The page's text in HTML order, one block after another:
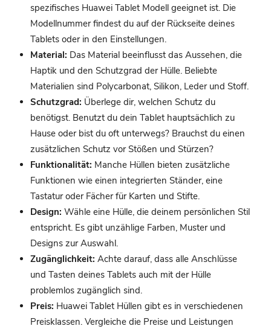
spezifisches Huawei Tablet Modell geeignet ist. Die
Modellnummer findest du auf der Rückseite deines
Tablets oder in den Einstellungen.
Material: Das Material beeinflusst das Aussehen, die
Haptik und den Schutzgrad der Hülle. Beliebte
Materialien sind Polycarbonat, Silikon, Leder und Stoff.
Schutzgrad: Überlege dir, welchen Schutz du
benötigst. Benutzt du dein Tablet hauptsächlich zu
Hause oder bist du oft unterwegs? Brauchst du einen
zusätzlichen Schutz vor Stößen und Stürzen?
Funktionalität: Manche Hüllen bieten zusätzliche
Funktionen wie einen integrierten Ständer, eine
Tastatur oder Fächer für Karten und Stifte.
Design: Wähle eine Hülle, die deinem persönlichen Stil
entspricht. Es gibt unzählige Farben, Muster und
Designs zur Auswahl.
Zugänglichkeit: Achte darauf, dass alle Anschlüsse
und Tasten deines Tablets auch mit der Hülle
problemlos zugänglich sind.
Preis: Huawei Tablet Hüllen gibt es in verschiedenen
Preisklassen. Vergleiche die Preise und Leistungen